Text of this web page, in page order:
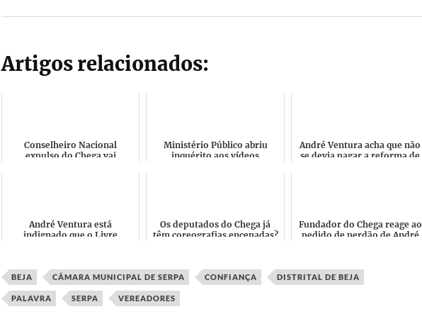
Artigos relacionados:
Conselheiro Nacional
expulso do Chega vai
Ministério Público abriu
inquérito aos vídeos
André Ventura acha que não
se devia pagar a reforma de
André Ventura está
indignado que o Livre
Os deputados do Chega já
têm coreografias encenadas?
Fundador do Chega reage ao
pedido de perdão de André
BEJA CÂMARA MUNICIPAL DE SERPA CONFIANÇA DISTRITAL DE BEJA
PALAVRA SERPA VEREADORES